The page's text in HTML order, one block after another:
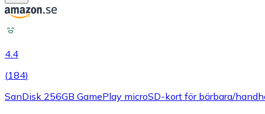
4.4
(184)
SanDisk 256GB GamePlay microSD-kort för bärbara/